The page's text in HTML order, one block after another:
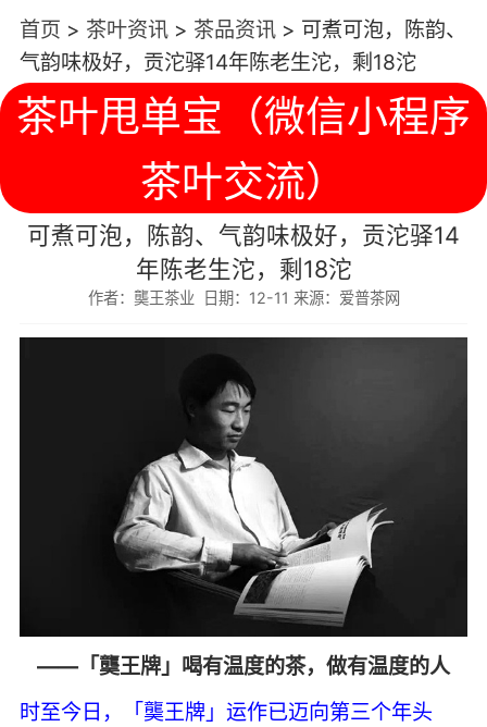
首页 > 茶叶资讯> 茶品资讯 > 可煮可泡，陈韵、
气韵味极好，贡沱驿14年陈老生沱，剩18沱
茶叶甩单宝（微信小程序
茶叶交流）
可煮可泡，陈韵、气韵味极好，贡沱驿14
年陈老生沱，剩18沱
作者：龑王茶业 日期：12-11 来源：爱普茶网
——「龑王牌」喝有温度的茶，做有温度的人
时至今日，「龑王牌」运作已迈向第三个年头